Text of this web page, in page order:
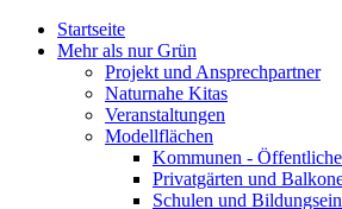
Startseite
Mehr als nur Grün
Projekt und Ansprechpartner
Naturnahe Kitas
Veranstaltungen
Modellflächen
Kommunen -
Privatgärten und
Schulen und